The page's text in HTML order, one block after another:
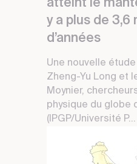
atteint le
y a plus de 3,6
d’années
Une nouvelle
Zheng-Yu Long et
Moynier,
physique du globe
(IPGP/Université P...